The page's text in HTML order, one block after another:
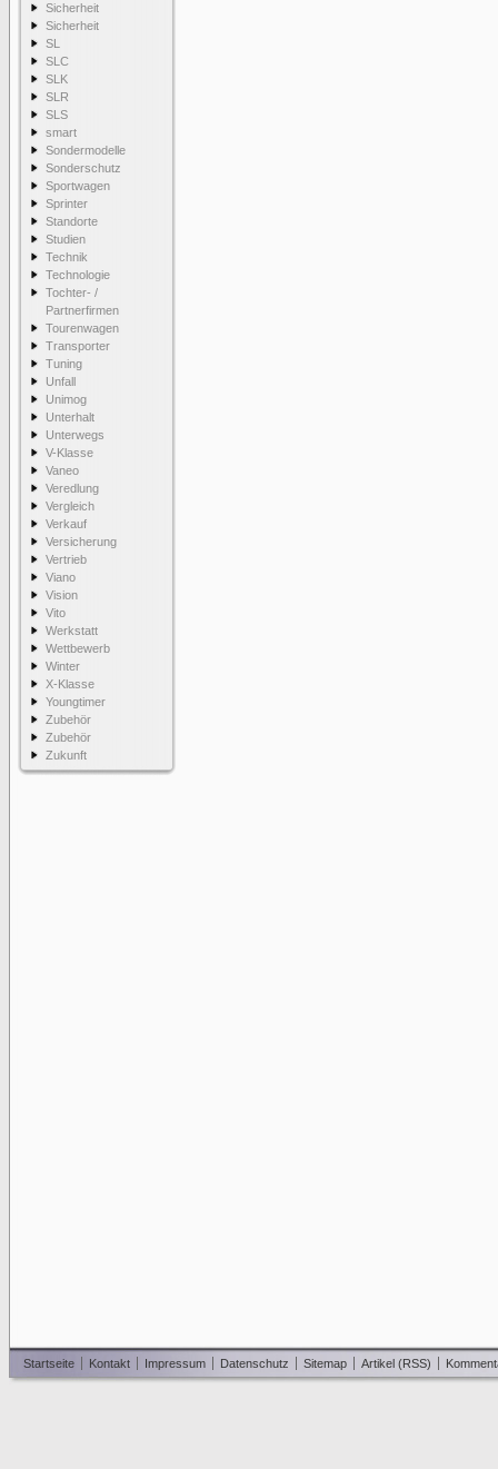
Sicherheit
Sicherheit
SL
SLC
SLK
SLR
SLS
smart
Sondermodelle
Sonderschutz
Sportwagen
Sprinter
Standorte
Studien
Technik
Technologie
Tochter- /
Partnerfirmen
Tourenwagen
Transporter
Tuning
Unfall
Unimog
Unterhalt
Unterwegs
V-Klasse
Vaneo
Veredlung
Vergleich
Verkauf
Versicherung
Vertrieb
Viano
Vision
Vito
Werkstatt
Wettbewerb
Winter
X-Klasse
Youngtimer
Zubehör
Zubehör
Zukunft
Startseite Kontakt Impressum Datenschutz Sitemap Artikel (RSS)